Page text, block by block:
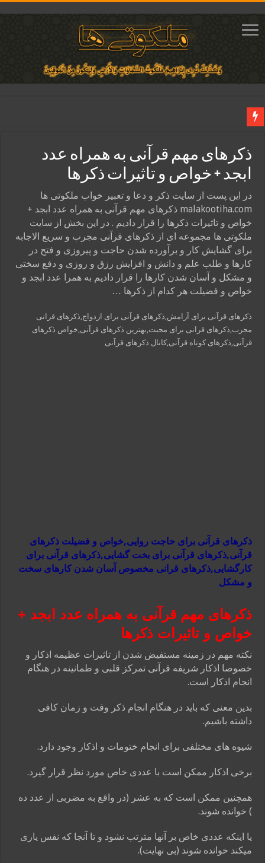
ختم آیات ۲ و ۳ سوره طلاق برای افزایش رزق و روزی | روش ختم، متن آیات و فضیلت
آیات قرآنی برای استجابت دعا و آسان شدن کارها و برآورده شدن حاجت
قویترین ذکر استجابت دعا و حاجت روایی | ذکر اسماء الحسنی برآورده شدن حاجت
دعای افزایش رزق و روزی و ثروتمند شدن | متن دعا و اذکار مجرب
ذکرهای مهم قرآنی به همراه عدد
ابجد + خواص و تاثیرات ذکرها
در این پست از سایت ذکر و دعا و تعبیر خواب ملکوتی ها
malakootiha.com ذکرهای مهم قرآنی به همراه عدد ابجد +
خواص و تاثیرات ذکرها را قرار دادیم . در این بخش از سایت
ملکوتی ها مجموعه ای از ذکرهای قرآنی مجرب و سریع الاجابه
برای گشایش کار و برآورده شدن حاجت و پیروزی و فتح در
کارها و طلب علم و دانش و افزایش رزق و روزی و دفع سختی
و مشکل و آسان شدن کارها را قرار دادیم به همرا عدد ابجد و
خواص و فضیلت هر کدام از ذکرها …
ذکرهای قرآنی برای آرامش,ذکرهای قرآنی برای ازدواج,ذکرهای قرانی
مجرب,ذکرهای قرانی برای محبت,بهترین ذکرهای قرآنی,خواص ذکرهای
قرآنی,ذکرهای کوتاه قرآنی,کانال ذکرهای قرآنی
ذکرهای قرآنی برای حاجت روایی,خواص و فضیلت ذکرهای
قرآنی,ذکرهای قرآنی برای بخت گشایی,ذکرهای قرآنی برای
کارگشایی,ذکرهای قرانی مخصوص آسان شدن کارهای سخت
و مشکل
ذکرهای مهم قرآنی به همراه عدد ابجد +
خواص و تاثیرات ذکرها
نکته مهم در زمینه مستفیض شدن از تاثیرات عظیمه اذکار و
خصوصا اذکار شریفه قرآنی تمرکز قلبی و طمانینه در هنگام
انجام اذکار است.
بدین معنی که باید در هنگام انجام ذکر وقت و زمان کافی
داشته باشیم.
شیوه های مختلفی برای انجام ختومات و اذکار وجود دارد.
برخی اذکار ممکن است با عددی خاص مورد نظر قرار گیرد.
همچنین ممکن است که به عشر (در واقع به مضربی از عدد ده
) خوانده شوند.
یا اینکه عددی خاص بر آنها مترتب نشود و تا آنجا که نفس یاری
میکند خوانده شوند (بی نهایت).